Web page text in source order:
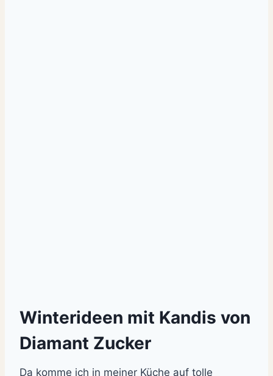
Winterideen mit Kandis von
Diamant Zucker
Da komme ich in meiner Küche auf tolle